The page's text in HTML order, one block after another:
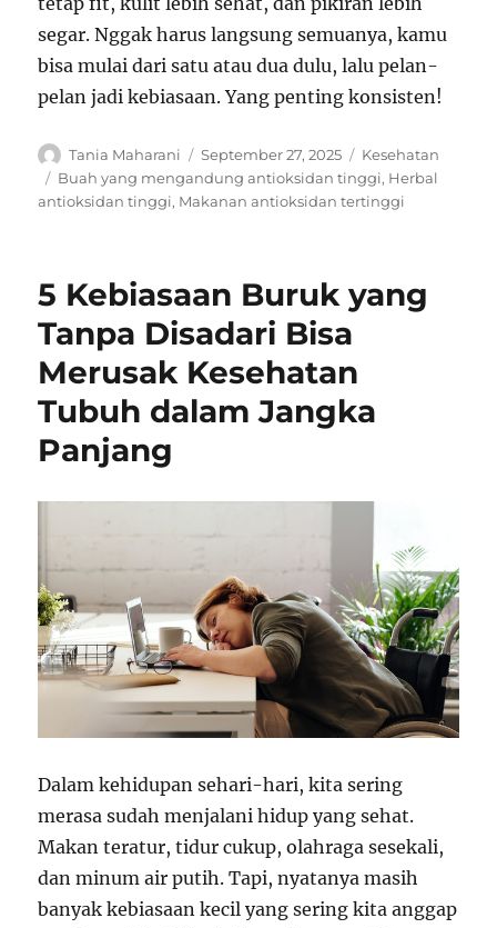
segar. Nggak harus langsung semuanya, kamu
bisa mulai dari satu atau dua dulu, lalu pelan-
pelan jadi kebiasaan. Yang penting konsisten!
Author
Tania Maharani
Posted
on
September 27, 2025 Categories
Kesehatan
Tags
Buah yang mengandung antioksidan tinggi, Herbal
antioksidan tinggi, Makanan antioksidan tertinggi
5 Kebiasaan Buruk yang
Tanpa Disadari Bisa
Merusak Kesehatan
Tubuh dalam Jangka
Panjang
Dalam kehidupan sehari-hari, kita sering
merasa sudah menjalani hidup yang sehat.
Makan teratur, tidur cukup, olahraga sesekali,
dan minum air putih. Tapi, nyatanya masih
banyak kebiasaan kecil yang sering kita anggap